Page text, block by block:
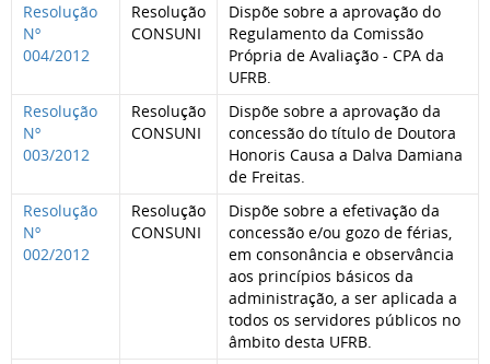
Resolução
Nº
004/2012
Resolução
CONSUNI
Dispõe sobre a aprovação do
Regulamento da Comissão
Própria de Avaliação - CPA da
UFRB.
Resolução
Nº
003/2012
Resolução
CONSUNI
Dispõe sobre a aprovação da
concessão do título de Doutora
Honoris Causa a Dalva Damiana
de Freitas.
Resolução
Nº
002/2012
Resolução
CONSUNI
Dispõe sobre a efetivação da
concessão e/ou gozo de férias,
em consonância e observância
aos princípios básicos da
administração, a ser aplicada a
todos os servidores públicos no
âmbito desta UFRB.